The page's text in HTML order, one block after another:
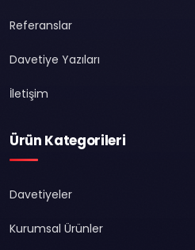
Referanslar
Davetiye Yazıları
İletişim
Ürün Kategorileri
Davetiyeler
Kurumsal Ürünler